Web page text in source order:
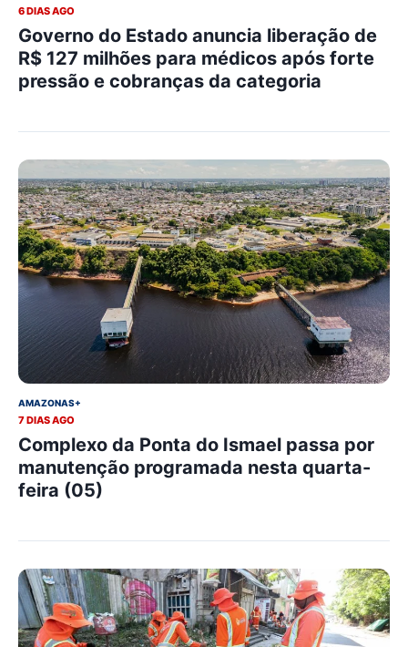
6 DIAS AGO
Governo do Estado anuncia liberação de
R$ 127 milhões para médicos após forte
pressão e cobranças da categoria
AMAZONAS+
7 DIAS AGO
Complexo da Ponta do Ismael passa por
manutenção programada nesta quarta-
feira (05)